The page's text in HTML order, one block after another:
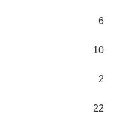
6
10
2
22